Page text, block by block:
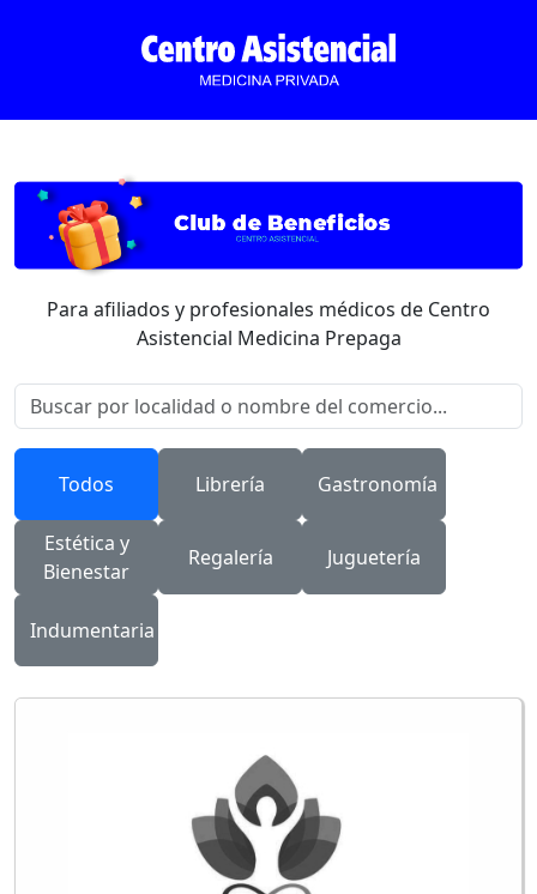
Para afiliados y profesionales médicos de Centro
Asistencial Medicina Prepaga
Todos Librería Gastronomía
Estética y
Bienestar
Regalería Juguetería
Indumentaria